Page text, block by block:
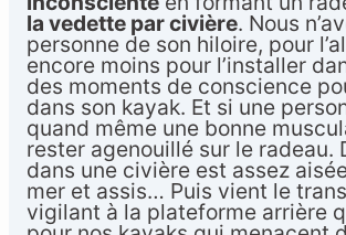
la vedette par civière. Nous
personne de son hiloire, pour
encore moins pour l’installer
des moments de conscience
dans son kayak. Et si une
quand même une bonne
rester agenouillé sur le radeau.
dans une civière est assez
mer et assis… Puis vient le
vigilant à la plateforme arrière